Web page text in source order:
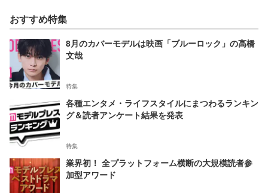
おすすめ特集
8月のカバーモデルは映画「ブルーロック」の高橋
文哉
特集
各種エンタメ・ライフスタイルにまつわるランキン
グ＆読者アンケート結果を発表
特集
業界初！ 全プラットフォーム横断の大規模読者参
加型アワード